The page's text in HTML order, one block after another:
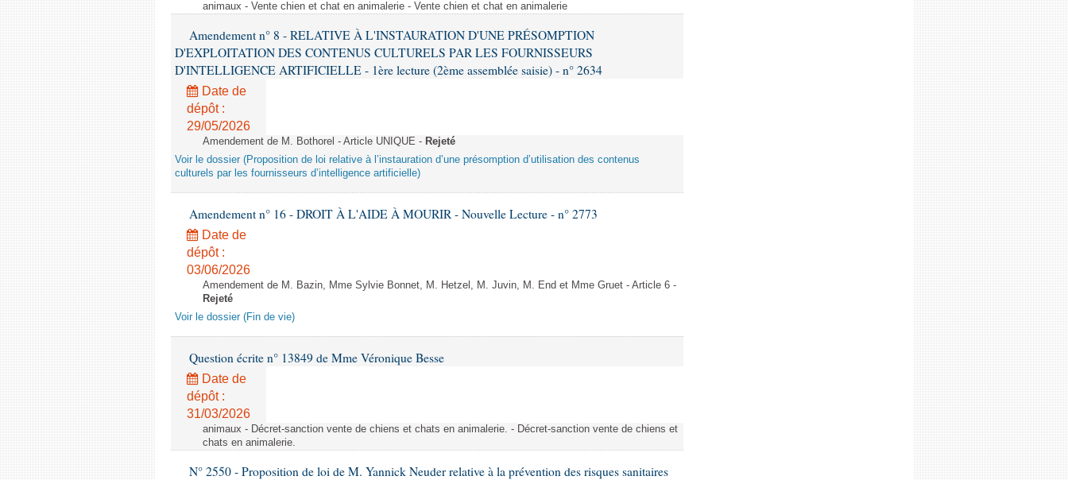
animaux - Vente chien et chat en animalerie - Vente chien et chat en animalerie
Amendement n° 8 - RELATIVE À L'INSTAURATION D'UNE PRÉSOMPTION
D'EXPLOITATION DES CONTENUS CULTURELS PAR LES FOURNISSEURS
D'INTELLIGENCE ARTIFICIELLE - 1ère lecture (2ème assemblée saisie) - n° 2634
Date de
dépôt :
29/05/2026
Amendement de M. Bothorel - Article UNIQUE - Rejeté
Voir le dossier (Proposition de loi relative à l’instauration d’une présomption d’utilisation des contenus
culturels par les fournisseurs d’intelligence artificielle)
Amendement n° 16 - DROIT À L'AIDE À MOURIR - Nouvelle Lecture - n° 2773
Date de
dépôt :
03/06/2026
Amendement de M. Bazin, Mme Sylvie Bonnet, M. Hetzel, M. Juvin, M. End et Mme Gruet - Article 6 -
Rejeté
Voir le dossier (Fin de vie)
Question écrite n° 13849 de Mme Véronique Besse
Date de
dépôt :
31/03/2026
animaux - Décret-sanction vente de chiens et chats en animalerie. - Décret-sanction vente de chiens et
chats en animalerie.
N° 2550 - Proposition de loi de M. Yannick Neuder relative à la prévention des risques sanitaires